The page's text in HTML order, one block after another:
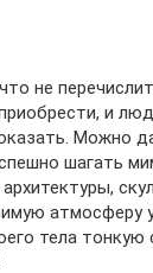
не
и
Можно
шагать
атмосферу
тела тонкую